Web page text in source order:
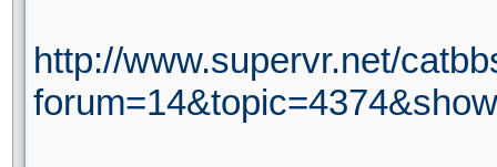
http://www.supervr.net/